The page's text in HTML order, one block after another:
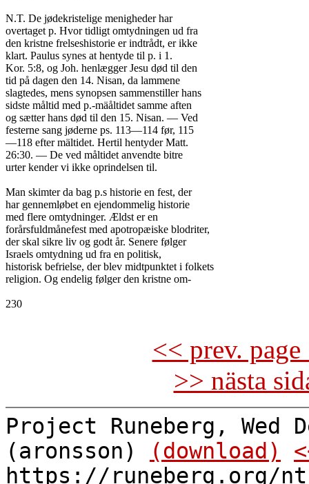
N.T. De jødekristelige menigheder har
overtaget p. Hvor tidligt omtydningen ud fra
den kristne frelseshistorie er indtrådt, er ikke
klart. Paulus synes at hentyde til p. i 1.
Kor. 5:8, og Joh. henlægger Jesu død til den
tid på dagen den 14. Nisan, da lammene
slagtedes, mens synopsen sammenstiller hans
sidste måltid med p.-mäåltidet samme aften
og sætter hans død til den 15. Nisan. — Ved
festerne sang jøderne ps. 113—114 før, 115
—118 efter mältidet. Hertil hentyder Matt.
26:30. — De ved måltidet anvendte bitre
urter kender vi ikke oprindelsen til.
Man skimter da bag p.s historie en fest, der
har gennemløbet en ejendommelig historie
med flere omtydninger. Ældst er en
forårsfuldmånefest med apotropæiske blodriter,
der skal sikre liv og godt år. Senere følger
Israels omtydning ud fra en politisk,
historisk befrielse, der blev midtpunktet i folkets
religion. Og endelig følger den kristne om-
230
<< prev.
>> nästa
Project Runeberg, Wed
(aronsson)
(download)
https://runeberg.org/